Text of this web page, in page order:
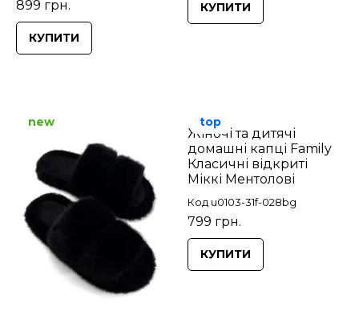
899 грн.
КУПИТИ
КУПИТИ
new
Жіночі та дитячі
домашні капці Family
Класичні відкриті
Міккі Ментолові
Код u0103-31f-028bg
799 грн.
top
КУПИТИ